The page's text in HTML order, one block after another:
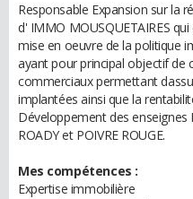
Responsable Expansion sur la
d' IMMO MOUSQUETAIRES
mise en oeuvre de la politique
ayant pour principal objectif de
commerciaux permettant
implantées ainsi que la
Développement des enseignes
ROADY et POIVRE ROUGE.
Mes compétences :
Expertise immobilière